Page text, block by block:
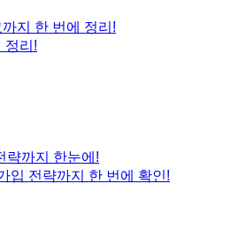
지 한 번에 정리!
정리!
략까지 한눈에!
입 전략까지 한 번에 확인!